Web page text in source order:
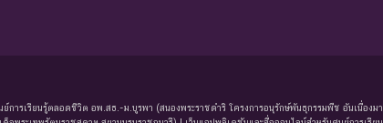
ย์การเรียนรู้ตลอดชีวิต อพ.สธ.-ม.บูรพา (สนองพระราชดำริ โครงการอนุรักษ์พันธุกรรมพืช อันเนื่องมา